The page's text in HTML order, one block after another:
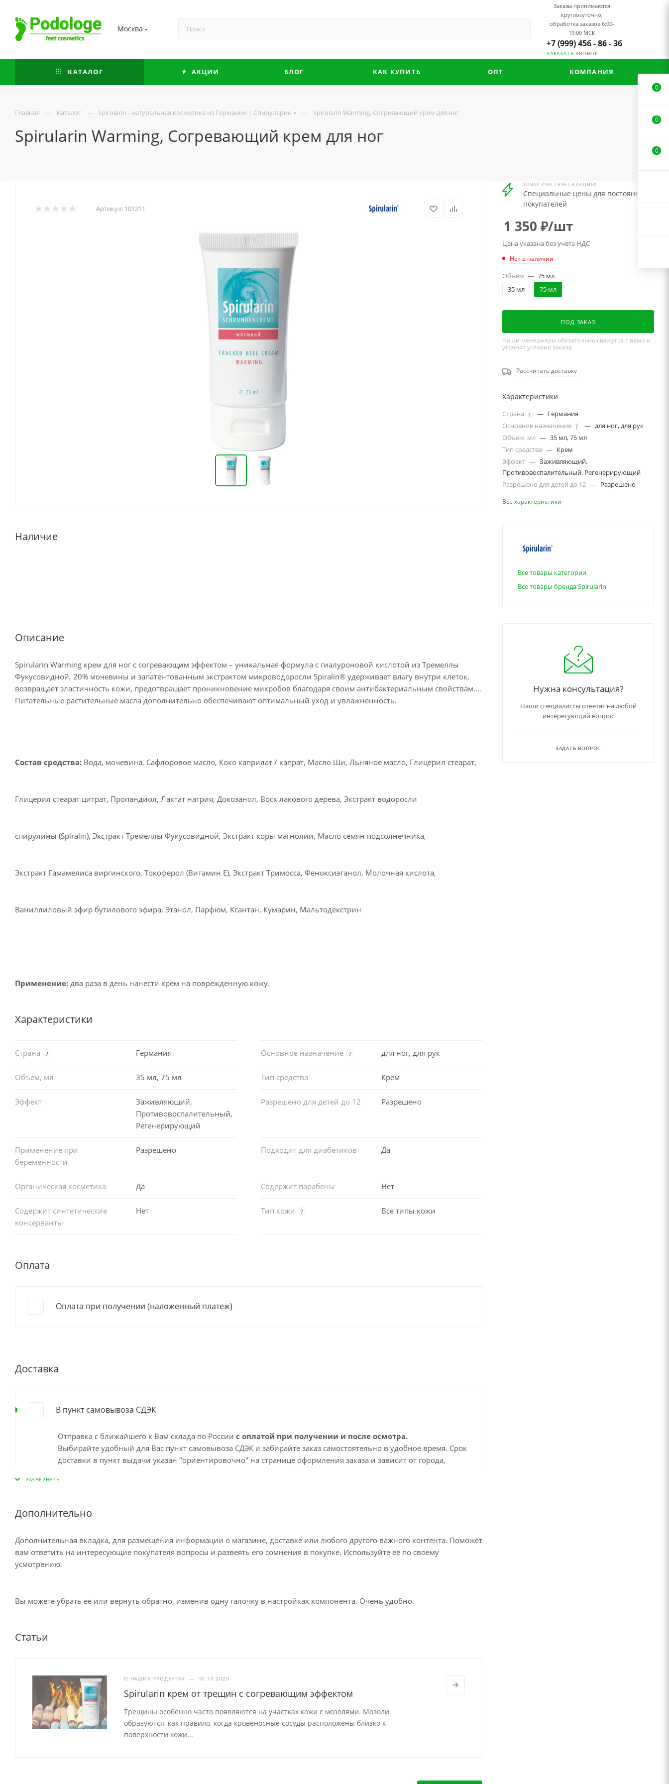
Москва
Заказы принимаются
круглосуточно,
обработка заказов 6:00-
19:00 МСК
+7 (999) 456 - 86 - 36
ЗАКАЗАТЬ ЗВОНОК
КАТАЛОГ АКЦИИ БЛОГ КАК КУПИТЬ ОПТ КОМПАНИЯ
Главная — Каталог — Spirularin - натуральная косметика из Германии | Спируларин — Spirularin Warming, Согревающий крем для ног
Spirularin Warming, Согревающий крем для ног
Артикул: 101211
Наличие
Описание
Spirularin Warming крем для ног с согревающим эффектом – уникальная формула с гиалуроновой кислотой из Тремеллы
Фукусовидной, 20% мочевины и запатентованным экстрактом микроводоросли Spiralin® удерживает влагу внутри клеток,
возвращает эластичность кожи, предотвращает проникновение микробов благодаря своим антибактериальным свойствам.
Питательные растительные масла дополнительно обеспечивают оптимальный уход и увлажненность.
Состав средства: Вода, мочевина, Сафлоровое масло, Коко каприлат / капрат, Масло Ши, Льняное масло, Глицерил стеарат,
Глицерил стеарат цитрат, Пропандиол, Лактат натрия, Докозанол, Воск лакового дерева, Экстракт водоросли
спирулины (Spiralin), Экстракт Тремеллы Фукусовидной, Экстракт коры магнолии, Масло семян подсолнечника,
Экстракт Гамамелиса виргинского, Токоферол (Витамин Е), Экстракт Тримосса, Феноксиэтанол, Молочная кислота,
Ваниллиловый эфир бутилового эфира, Этанол, Парфюм, Ксантан, Кумарин, Мальтодекстрин
Применение: два раза в день нанести крем на поврежденную кожу.
Характеристики
Страна ? Германия Основное назначение ? для ног, для рук
Объем, мл 35 мл, 75 мл Тип средства Крем
Эффект
Заживляющий,
Противовоспалительный,
Регенерирующий
Разрешено для детей до 12 Разрешено
Применение при
беременности
Разрешено Подходит для диабетиков Да
Органическая косметика Да Содержит парабены Нет
Содержит синтетические
консерванты
Нет Тип кожи ? Все типы кожи
Оплата
Оплата при получении (наложенный платеж)
Доставка
В пункт самовывоза СДЭК
Отправка с ближайшего к Вам склада по России с оплатой при получении и после осмотра.
Выбирайте удобный для Вас пункт самовывоза СДЭК и забирайте заказ самостоятельно в удобное время. Срок
доставки в пункт выдачи указан "ориентировочно" на странице оформления заказа и зависит от города,
пункте самовывоза до 10 дней Остались вопросы по доставке напишите нам?
Доставка курьером СДЭК по России
Дополнительно
Дополнительная вкладка, для размещения информации о магазине, доставке или любого другого важного контента. Поможет
вам ответить на интересующие покупателя вопросы и развеять его сомнения в покупке. Используйте её по своему
усмотрению.
Вы можете убрать её или вернуть обратно, изменив одну галочку в настройках компонента. Очень удобно.
Статьи
О НАШИХ ПРОДУКТАХ — 10.10.2020
Spirularin крем от трещин с согревающим эффектом
Трещины особенно часто появляются на участках кожи с мозолями. Мозоли
образуются, как правило, когда кровеносные сосуды расположены близко к
поверхности кожи...
ТОВАР УЧАСТВУЕТ В АКЦИЯХ
Специальные цены для постоянных
покупателей
1 350 ₽/шт
Цена указана без учета НДС
Нет в наличии
Объём — 75 мл
35 мл
75 мл
ПОД ЗАКАЗ
Наши менеджеры обязательно свяжутся с вами и
уточнят условия заказа
Рассчитать доставку
Характеристики
Страна ? — Германия
Основное назначение ? — для ног, для рук
Объем, мл — 35 мл, 75 мл
Тип средства — Крем
Эффект — Заживляющий,
Противовоспалительный, Регенерирующий
Разрешено для детей до 12 — Разрешено
Все характеристики
Все товары категории
Все товары бренда Spirularin
Нужна консультация?
Наши специалисты ответят на любой
интересующий вопрос
ЗАДАТЬ ВОПРОС
0
0
0